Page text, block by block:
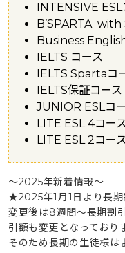
INTENSIVE ESL
B’SPARTA with
Business
IELTS コース
IELTS Spartaコ
IELTS保証コース
JUNIOR ESLコ
LITE ESL 4コー
LITE ESL 2コー
～2025年新着情報～
★2025年1月1日より長
変更後は8週間～長期割
引額も変更となっており
そのため長期の生徒様は